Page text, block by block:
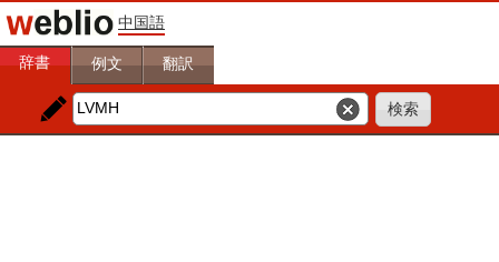
中国語
辞書 例文 翻訳